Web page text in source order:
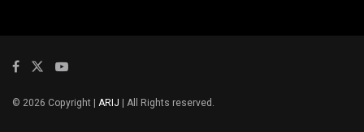
© 2026 Copyright | ARIJ | All Rights reserved.